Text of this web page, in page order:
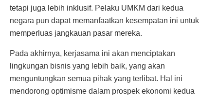
tetapi juga lebih inklusif. Pelaku UMKM dari kedua
negara pun dapat memanfaatkan kesempatan ini untuk
memperluas jangkauan pasar mereka.
Pada akhirnya, kerjasama ini akan menciptakan
lingkungan bisnis yang lebih baik, yang akan
menguntungkan semua pihak yang terlibat. Hal ini
mendorong optimisme dalam prospek ekonomi kedua